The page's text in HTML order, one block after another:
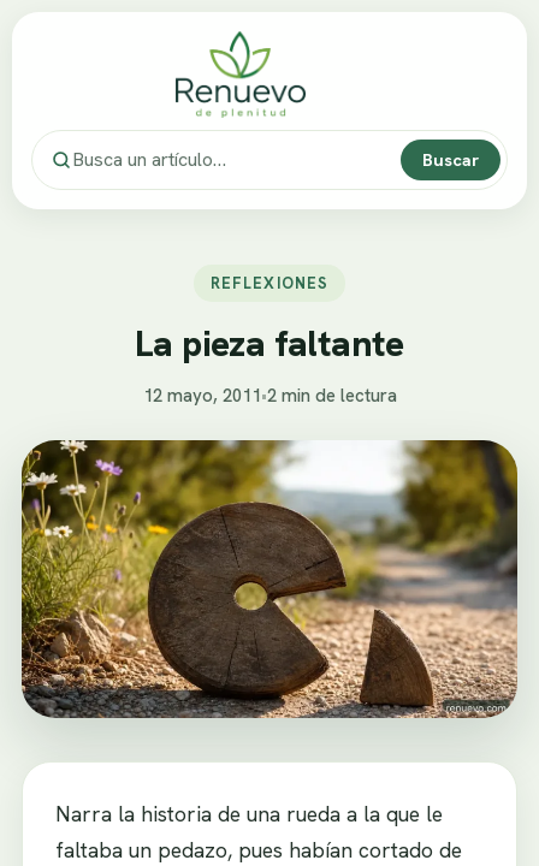
Buscar
REFLEXIONES
La pieza faltante
12 mayo, 2011•2 min de lectura
Narra la historia de una rueda a la que le
faltaba un pedazo, pues habían cortado de